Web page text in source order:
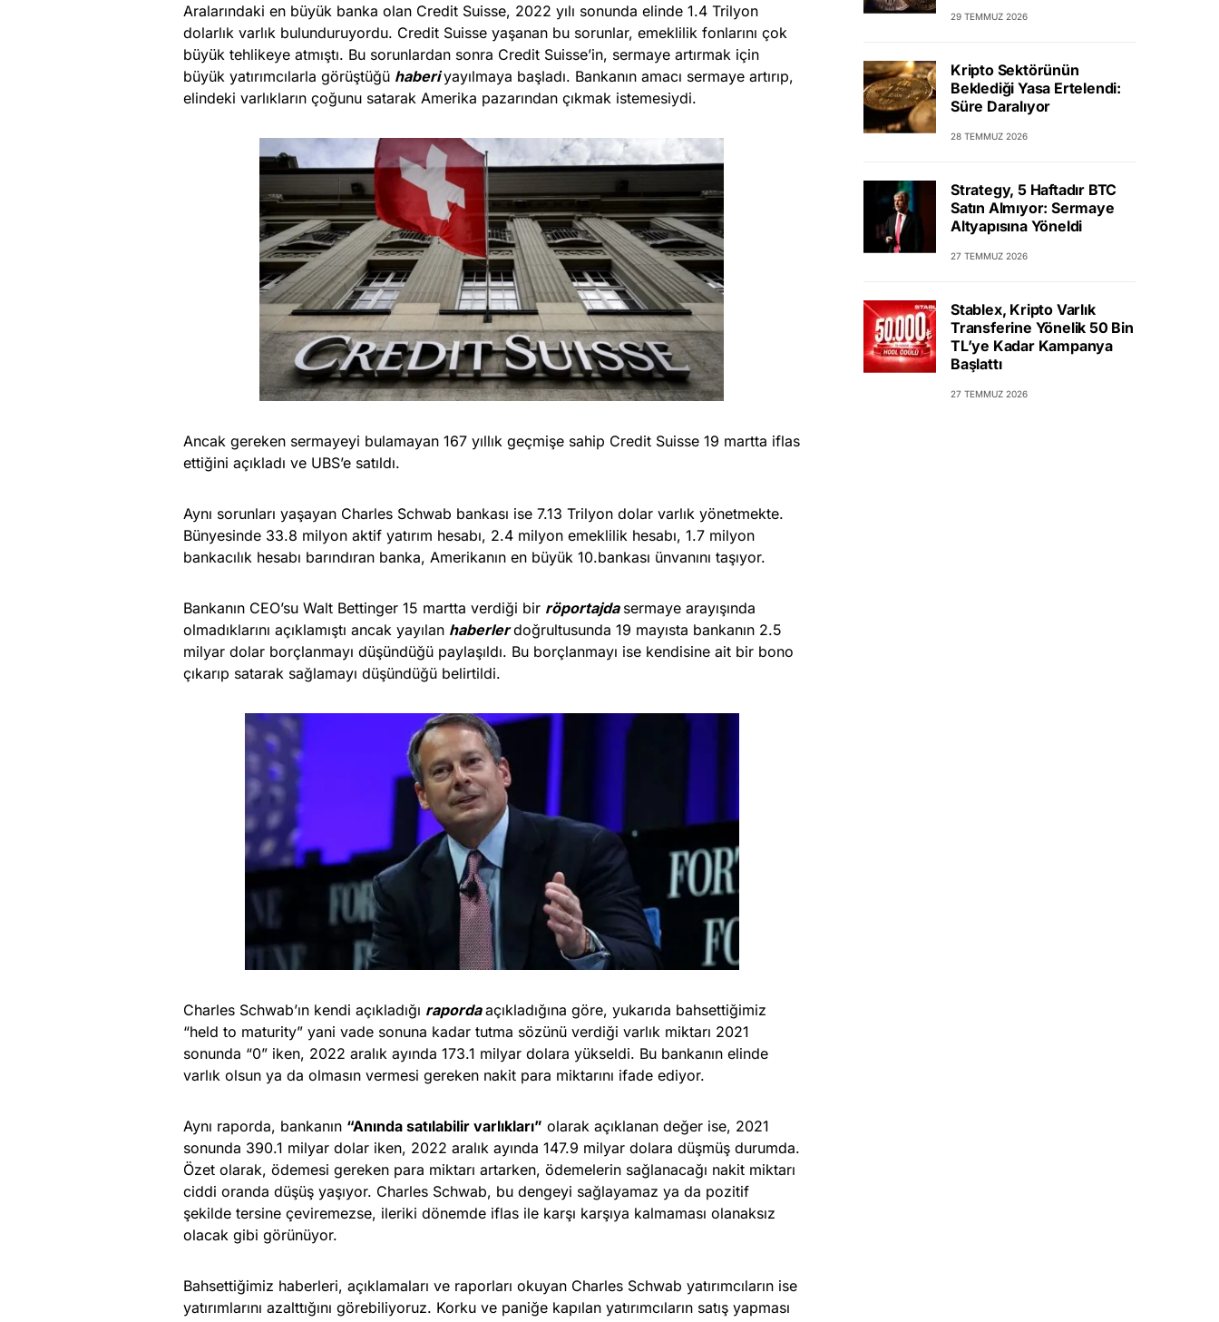
Aralarındaki en büyük banka olan Credit Suisse, 2022 yılı sonunda elinde 1.4 Trilyon
dolarlık varlık bulunduruyordu. Credit Suisse yaşanan bu sorunlar, emeklilik fonlarını çok
büyük tehlikeye atmıştı. Bu sorunlardan sonra Credit Suisse’in, sermaye artırmak için
büyük yatırımcılarla görüştüğü haberi yayılmaya başladı. Bankanın amacı sermaye artırıp,
elindeki varlıkların çoğunu satarak Amerika pazarından çıkmak istemesiydi.
Ancak gereken sermayeyi bulamayan 167 yıllık geçmişe sahip Credit Suisse 19 martta iflas
ettiğini açıkladı ve UBS’e satıldı.
Aynı sorunları yaşayan Charles Schwab bankası ise 7.13 Trilyon dolar varlık yönetmekte.
Bünyesinde 33.8 milyon aktif yatırım hesabı, 2.4 milyon emeklilik hesabı, 1.7 milyon
bankacılık hesabı barındıran banka, Amerikanın en büyük 10.bankası ünvanını taşıyor.
Bankanın CEO’su Walt Bettinger 15 martta verdiği bir röportajda sermaye arayışında
olmadıklarını açıklamıştı ancak yayılan haberler doğrultusunda 19 mayısta bankanın 2.5
milyar dolar borçlanmayı düşündüğü paylaşıldı. Bu borçlanmayı ise kendisine ait bir bono
çıkarıp satarak sağlamayı düşündüğü belirtildi.
Charles Schwab’ın kendi açıkladığı raporda açıkladığına göre, yukarıda bahsettiğimiz
“held to maturity” yani vade sonuna kadar tutma sözünü verdiği varlık miktarı 2021
sonunda “0” iken, 2022 aralık ayında 173.1 milyar dolara yükseldi. Bu bankanın elinde
varlık olsun ya da olmasın vermesi gereken nakit para miktarını ifade ediyor.
Aynı raporda, bankanın “Anında satılabilir varlıkları” olarak açıklanan değer ise, 2021
sonunda 390.1 milyar dolar iken, 2022 aralık ayında 147.9 milyar dolara düşmüş durumda.
Özet olarak, ödemesi gereken para miktarı artarken, ödemelerin sağlanacağı nakit miktarı
ciddi oranda düşüş yaşıyor. Charles Schwab, bu dengeyi sağlayamaz ya da pozitif
şekilde tersine çeviremezse, ileriki dönemde iflas ile karşı karşıya kalmaması olanaksız
olacak gibi görünüyor.
Bahsettiğimiz haberleri, açıklamaları ve raporları okuyan Charles Schwab yatırımcıların ise
yatırımlarını azalttığını görebiliyoruz. Korku ve paniğe kapılan yatırımcıların satış yapması
29 TEMMUZ 2026
Kripto Sektörünün
Beklediği Yasa Ertelendi:
Süre Daralıyor
28 TEMMUZ 2026
Strategy, 5 Haftadır BTC
Satın Almıyor: Sermaye
Altyapısına Yöneldi
27 TEMMUZ 2026
Stablex, Kripto Varlık
Transferine Yönelik 50 Bin
TL’ye Kadar Kampanya
Başlattı
27 TEMMUZ 2026